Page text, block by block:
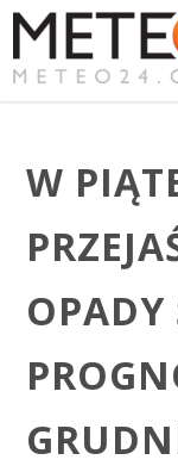
W
OPADY